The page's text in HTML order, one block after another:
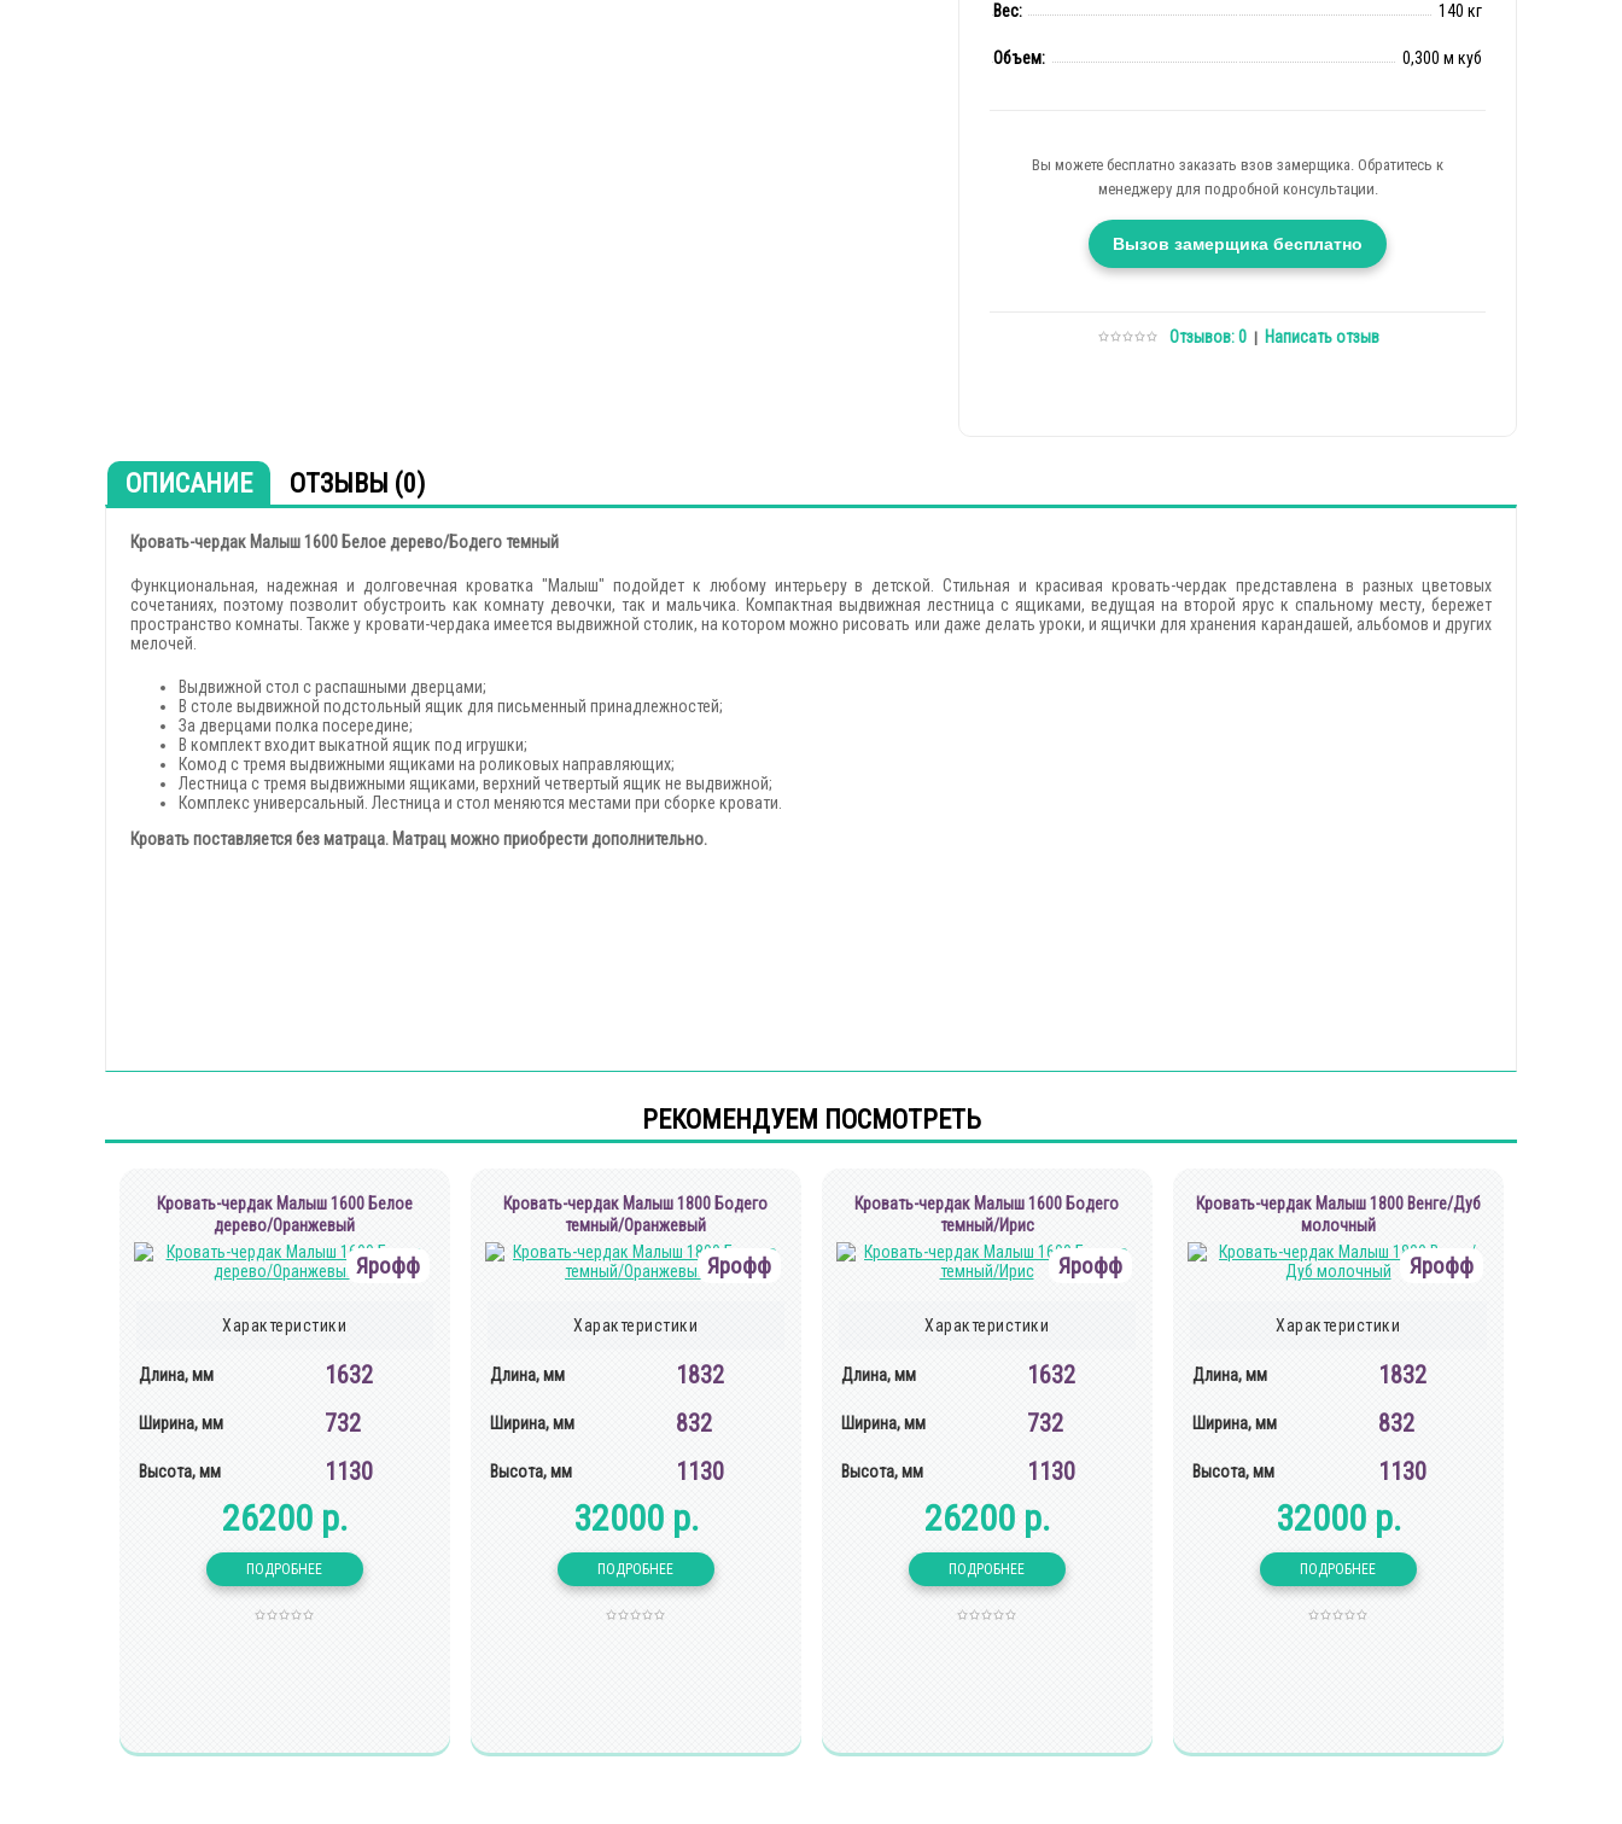
Вес: 140 кг
Объем: 0,300 м куб
Вы можете бесплатно заказать взов замерщика. Обратитесь к
менеджеру для подробной консультации.
Вызов замерщика бесплатно
Отзывов: 0| Написать отзыв
ОПИСАНИЕ ОТЗЫВЫ (0)
Кровать-чердак Малыш 1600 Белое дерево/Бодего темный
Функциональная, надежная и долговечная кроватка "Малыш" подойдет к любому интерьеру в детской. Стильная и красивая кровать-чердак представлена в разных цветовых
сочетаниях, поэтому позволит обустроить как комнату девочки, так и мальчика. Компактная выдвижная лестница с ящиками, ведущая на второй ярус к спальному месту, бережет
пространство комнаты. Также у кровати-чердака имеется выдвижной столик, на котором можно рисовать или даже делать уроки, и ящички для хранения карандашей, альбомов и других
мелочей.
Выдвижной стол с распашными дверцами;
В столе выдвижной подстольный ящик для письменный принадлежностей;
За дверцами полка посередине;
В комплект входит выкатной ящик под игрушки;
Комод с тремя выдвижными ящиками на роликовых направляющих;
Лестница с тремя выдвижными ящиками, верхний четвертый ящик не выдвижной;
Комплекс универсальный. Лестница и стол меняются местами при сборке кровати.
Кровать поставляется без матраца. Матрац можно приобрести дополнительно.
РЕКОМЕНДУЕМ ПОСМОТРЕТЬ
Кровать-чердак Малыш 1600 Белое
дерево/Оранжевый
Ярофф
Характеристики
Длина, мм 1632
Ширина, мм 732
Высота, мм 1130
26200 р.
Кровать-чердак Малыш 1800 Бодего
темный/Оранжевый
Ярофф
Характеристики
Длина, мм 1832
Ширина, мм 832
Высота, мм 1130
32000 р.
Кровать-чердак Малыш 1600 Бодего
темный/Ирис
Ярофф
Характеристики
Длина, мм 1632
Ширина, мм 732
Высота, мм 1130
26200 р.
Кровать-чердак Малыш 1800 Венге/Дуб
молочный
Ярофф
Характеристики
Длина, мм 1832
Ширина, мм 832
Высота, мм 1130
32000 р.